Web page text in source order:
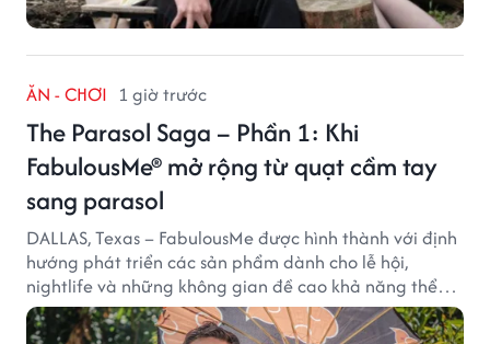
ĂN - CHƠI 1 giờ trước
The Parasol Saga – Phần 1: Khi
FabulousMe® mở rộng từ quạt cầm tay
sang parasol
DALLAS, Texas – FabulousMe được hình thành với định
hướng phát triển các sản phẩm dành cho lễ hội,
nightlife và những không gian đề cao khả năng thể
hiện bản thân. Trong quá trình xây dựng thương hiệu,
quạt cầm tay trở thành dòng sản phẩm tạo được